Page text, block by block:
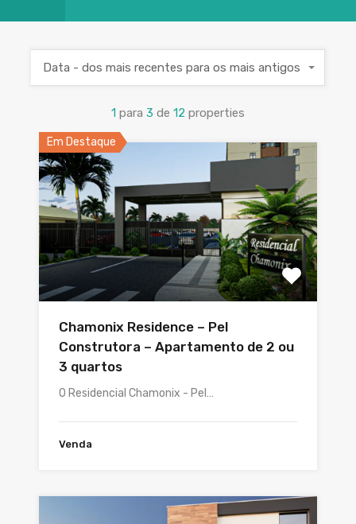
1 para 3 de 12 properties
Data - dos mais recentes para os mais antigos
Em Destaque
Chamonix Residence – Pel
Construtora – Apartamento de 2 ou
3 quartos
O Residencial Chamonix - Pel…
Venda